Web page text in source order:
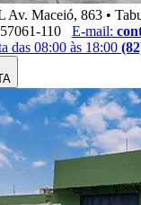
Av. Maceió, 863 •
110
E-mail:
das 08:00 às 18:00